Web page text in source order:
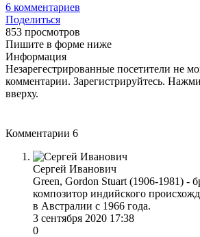
6 комментариев
Поделиться
853 просмотров
Пишите в форме ниже
Информация
Незарегестрированные посетители не
комментарии. Зарегистрируйтесь.
вверху.
Комментарии 6
Сергей Иванович
Green, Gordon Stuart (1906-1981) -
композитор индийского
в Австралии с 1966 года.
3 сентября 2020 17:38
0